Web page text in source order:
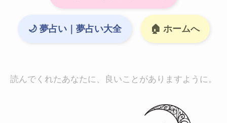
🌙 夢占い｜夢占い大全 🏠 ホームへ
読んでくれたあなたに、良いことがありますように。